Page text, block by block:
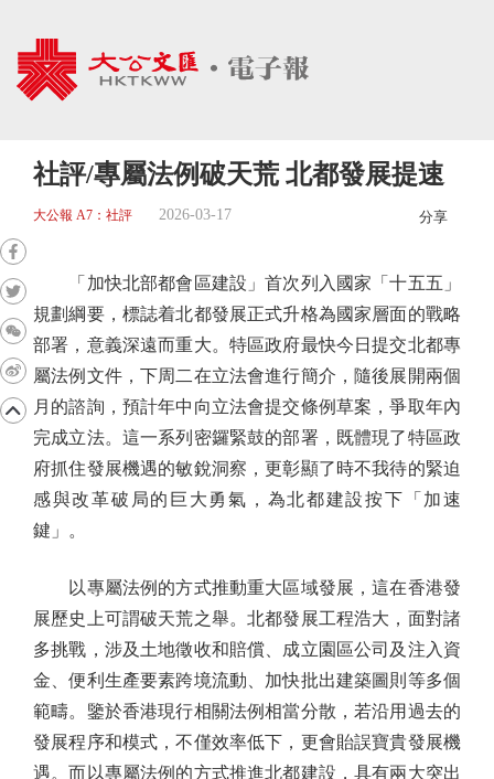
社評/專屬法例破天荒 北都發展提速
大公報 A7：社評 2026-03-17 分享
「加快北部都會區建設」首次列入國家「十五五」
規劃綱要，標誌着北都發展正式升格為國家層面的戰略
部署，意義深遠而重大。特區政府最快今日提交北都專
屬法例文件，下周二在立法會進行簡介，隨後展開兩個
月的諮詢，預計年中向立法會提交條例草案，爭取年內
完成立法。這一系列密鑼緊鼓的部署，既體現了特區政
府抓住發展機遇的敏銳洞察，更彰顯了時不我待的緊迫
感與改革破局的巨大勇氣，為北都建設按下「加速
鍵」。
以專屬法例的方式推動重大區域發展，這在香港發
展歷史上可謂破天荒之舉。北都發展工程浩大，面對諸
多挑戰，涉及土地徵收和賠償、成立園區公司及注入資
金、便利生產要素跨境流動、加快批出建築圖則等多個
範疇。鑒於香港現行相關法例相當分散，若沿用過去的
發展程序和模式，不僅效率低下，更會貽誤寶貴發展機
遇。而以專屬法例的方式推進北都建設，具有兩大突出